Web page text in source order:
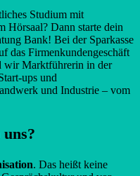
Studium mit
Hörsaal? Dann starte dein
Bank! Bei der Sparkasse
das Firmenkundengeschäft
wir Marktführerin in der
ups und
und Industrie – vom
. Das heißt keine